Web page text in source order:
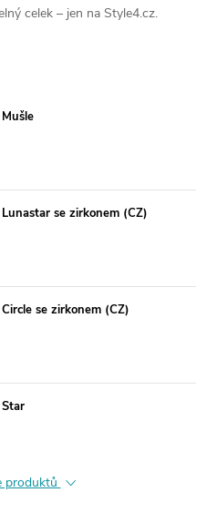
celek – jen na Style4.cz.
se zirkonem (CZ)
se zirkonem (CZ)
produktů